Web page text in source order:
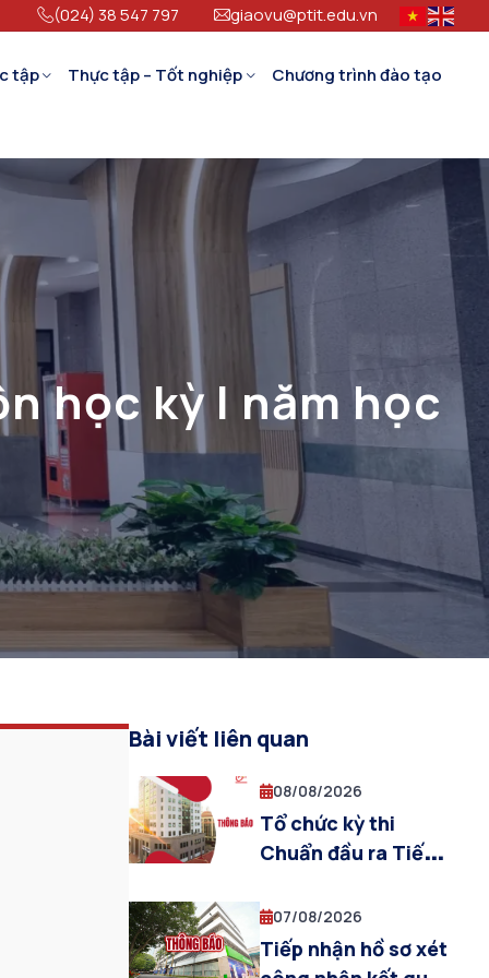
(024) 38 547 797 giaovu@ptit.edu.vn
tập Thực tập – Tốt nghiệp
Chương trình đào tạo
học kỳ I năm học
Bài viết liên quan
08/08/2026
Tổ chức kỳ thi
Chuẩn đầu ra Tiếng
đối với sinh viên đại
học – Cơ sở đào tạo
Hà Nội
07/08/2026
Tiếp nhận hồ sơ xét